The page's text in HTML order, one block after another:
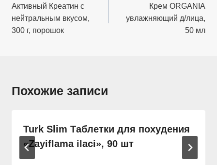
по
записям
Активный Креатин c
нейтральным вкусом,
300 г, порошок
Крем ORGANIA
увлажняющий д/лица,
50 мл
Похожие записи
Turk Slim Таблетки для похудения
«Zayiflama ilaci», 90 шт